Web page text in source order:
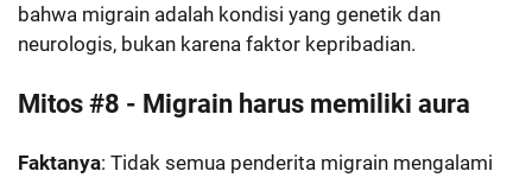
bahwa migrain adalah kondisi yang genetik dan
neurologis, bukan karena faktor kepribadian.
Mitos #8 - Migrain harus memiliki aura
Faktanya: Tidak semua penderita migrain mengalami